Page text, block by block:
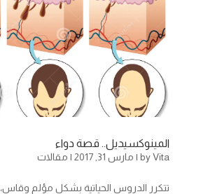
المينوكسيديل.. قصة دواء
byVita
| مارس 31, 2017 | مقالات
تتكرر الدروس الحياتية بشكلٍ مؤلمٍ